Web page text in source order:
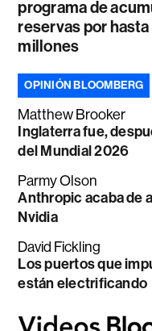
programa de
reservas por
millones
OPINIÓN BLOOMBERG
Matthew Brooker
Inglaterra fue,
del Mundial 2026
Parmy Olson
Anthropic acaba de
Nvidia
David Fickling
Los puertos que
están electrificando